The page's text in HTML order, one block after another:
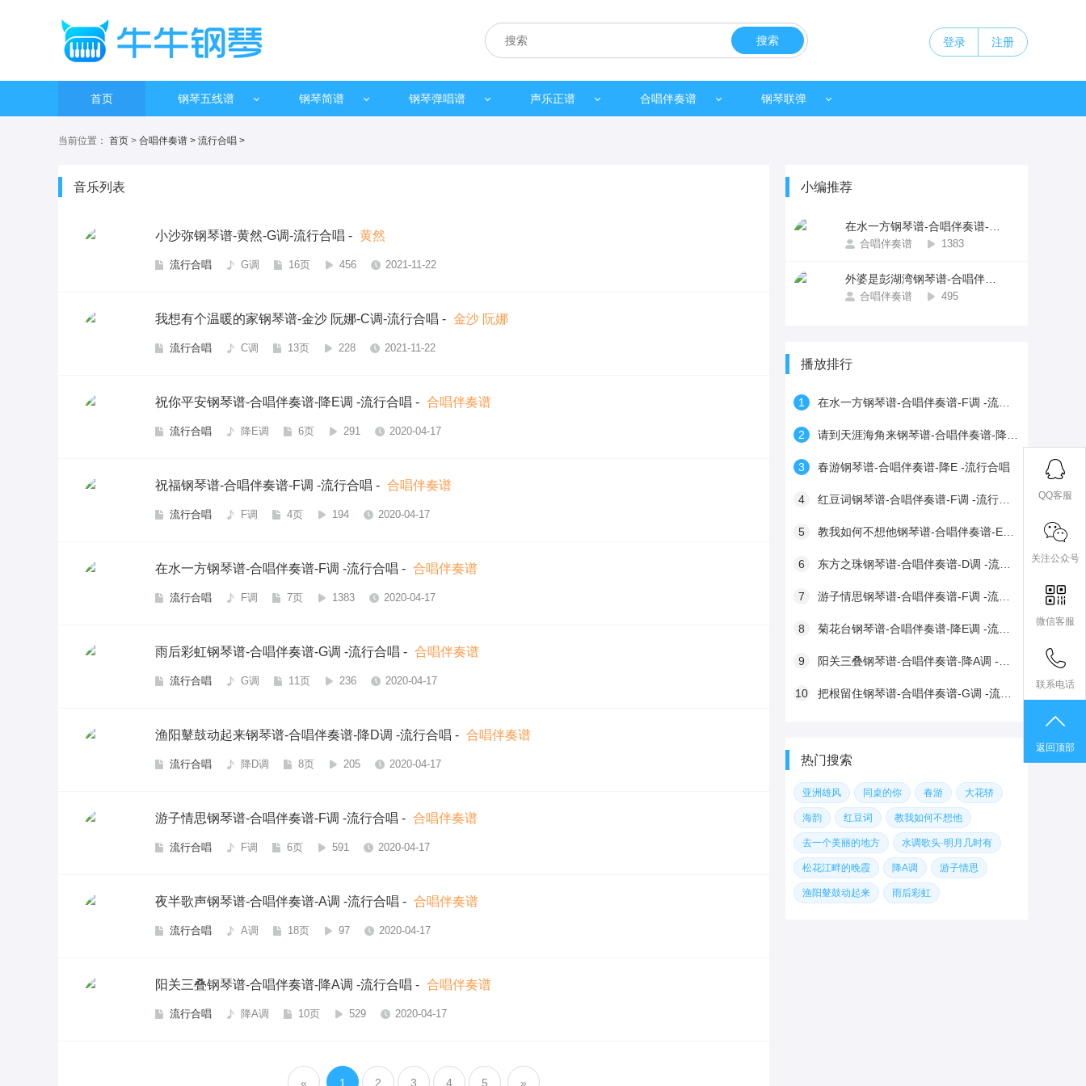
登录 注册
搜索
首页 钢琴五线谱 钢琴简谱 钢琴弹唱谱 声乐正谱 合唱伴奏谱 钢琴联弹
当前位置： 首页 > 合唱伴奏谱 > 流行合唱 >
音乐列表
小沙弥钢琴谱-黄然-G调-流行合唱 - 黄然
流行合唱 G调 16页 456 2021-11-22
我想有个温暖的家钢琴谱-金沙 阮娜-C调-流行合唱 - 金沙 阮娜
流行合唱 C调 13页 228 2021-11-22
祝你平安钢琴谱-合唱伴奏谱-降E调 -流行合唱 - 合唱伴奏谱
流行合唱 降E调 6页 291 2020-04-17
祝福钢琴谱-合唱伴奏谱-F调 -流行合唱 - 合唱伴奏谱
流行合唱 F调 4页 194 2020-04-17
在水一方钢琴谱-合唱伴奏谱-F调 -流行合唱 - 合唱伴奏谱
流行合唱 F调 7页 1383 2020-04-17
雨后彩虹钢琴谱-合唱伴奏谱-G调 -流行合唱 - 合唱伴奏谱
流行合唱 G调 11页 236 2020-04-17
渔阳鼙鼓动起来钢琴谱-合唱伴奏谱-降D调 -流行合唱 - 合唱伴奏谱
流行合唱 降D调 8页 205 2020-04-17
游子情思钢琴谱-合唱伴奏谱-F调 -流行合唱 - 合唱伴奏谱
流行合唱 F调 6页 591 2020-04-17
夜半歌声钢琴谱-合唱伴奏谱-A调 -流行合唱 - 合唱伴奏谱
流行合唱 A调 18页 97 2020-04-17
阳关三叠钢琴谱-合唱伴奏谱-降A调 -流行合唱 - 合唱伴奏谱
流行合唱 降A调 10页 529 2020-04-17
« 1 2 3 4 5 »
小编推荐
合唱伴奏谱 1383
合唱伴奏谱 495
播放排行
1 在水一方钢琴谱-合唱伴奏谱-F调 -流行合唱
2 请到天涯海角来钢琴谱-合唱伴奏谱-降E调 -流行合唱
3 春游钢琴谱-合唱伴奏谱-降E -流行合唱
4 红豆词钢琴谱-合唱伴奏谱-F调 -流行合唱
5 教我如何不想他钢琴谱-合唱伴奏谱-E转G调 -流行合唱
6 东方之珠钢琴谱-合唱伴奏谱-D调 -流行合唱
7 游子情思钢琴谱-合唱伴奏谱-F调 -流行合唱
8 菊花台钢琴谱-合唱伴奏谱-降E调 -流行合唱
9 阳关三叠钢琴谱-合唱伴奏谱-降A调 -流行合唱
10 把根留住钢琴谱-合唱伴奏谱-G调 -流行合唱
热门搜索
亚洲雄风 同桌的你 春游 大花轿
海韵 红豆词 教我如何不想他
去一个美丽的地方 水调歌头·明月几时有
松花江畔的晚霞 降A调 游子情思
渔阳鼙鼓动起来 雨后彩虹
QQ客服
关注公众号
微信客服
联系电话
返回顶部